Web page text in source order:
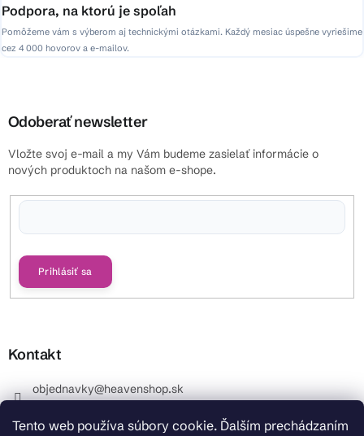
Tento web používa súbory cookie. Ďalším prechádzaním
Podpora, na ktorú je spoľah
Pomôžeme vám s výberom aj technickými otázkami. Každý mesiac úspešne vyriešime
cez 4 000 hovorov a e-mailov.
Odoberať newsletter
Vložte svoj e-mail a my Vám budeme zasielať informácie o
nových produktoch na našom e-shope.
Prihlásiť sa
Kontakt
objednavky@heavenshop.sk
_Info objednávky : +421 914 399 399 Pracovné dni od